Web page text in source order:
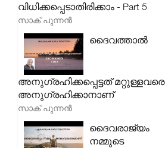
വിധിക്കപ്പെടാതിരിക്കാം - Part 5
സാക് പുന്നൻ
ദൈവത്താൽ
അനുഗ്രഹിക്കപ്പെട്ടത് മറ്റുള്ളവരെ
അനുഗ്രഹിക്കാനാണ്
സാക് പുന്നൻ
ദൈവരാജ്യം
നമ്മുടെ